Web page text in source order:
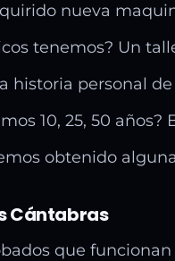
nueva
tenemos? Un
historia personal
10, 25, 50
obtenido
Cántabras
que